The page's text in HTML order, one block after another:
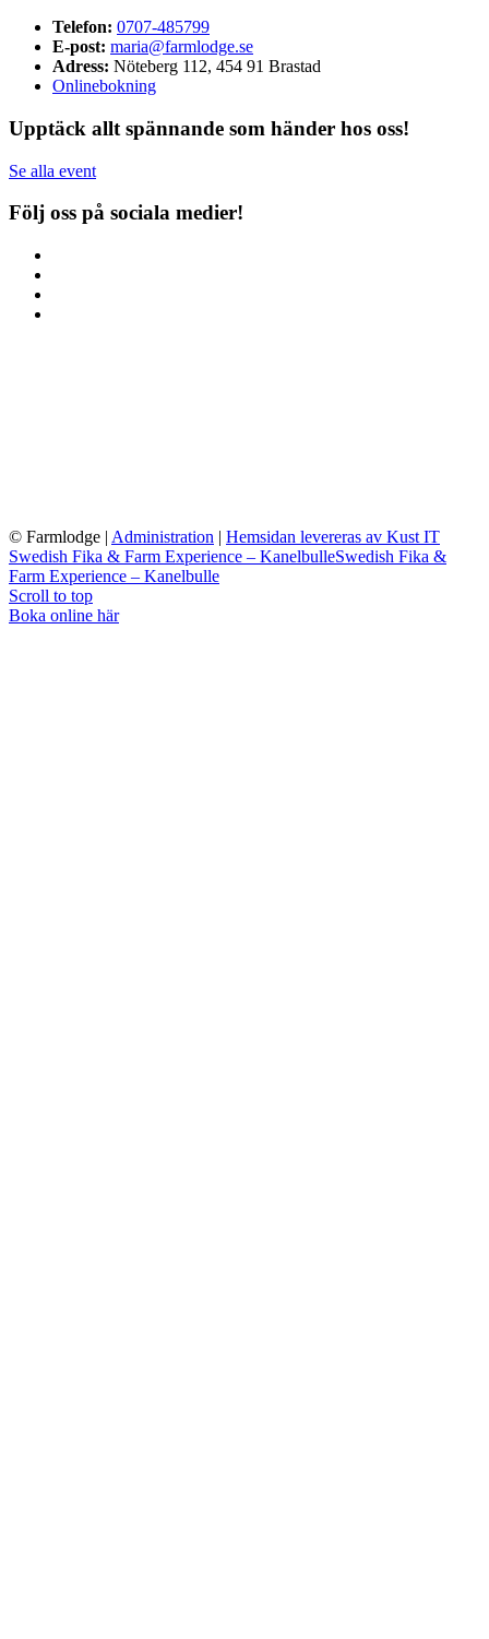
Telefon: 0707-485799
E-post: maria@farmlodge.se
Adress: Nöteberg 112, 454 91 Brastad
Onlinebokning
Upptäck allt spännande som händer hos oss!
Se alla event
Följ oss på sociala medier!
© Farmlodge | Administration | Hemsidan levereras av Kust IT
Swedish Fika & Farm Experience – KanelbulleSwedish Fika &
Farm Experience – Kanelbulle
Scroll to top
Boka online här